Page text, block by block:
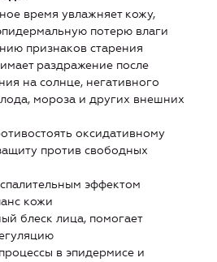
время увлажняет кожу,
потерю влаги
признаков старения
раздражение после
на солнце, негативного
мороза и других внешних
оксидативному
против свободных
эффектом
кожи
блеск лица, помогает
в эпидермисе и